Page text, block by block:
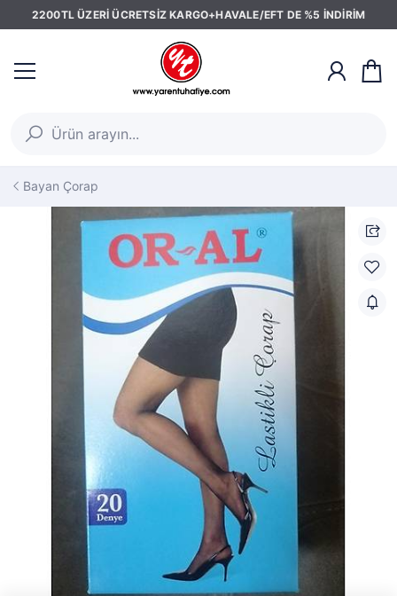
2200TL ÜZERİ ÜCRETSİZ KARGO+HAVALE/EFT DE %5 İNDİRİM
Bayan Çorap